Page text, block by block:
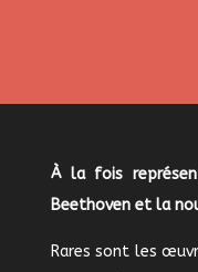
À la fois
Beethoven et la
Rares sont les